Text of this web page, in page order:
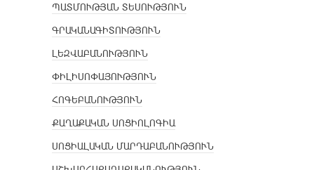
ՊԱՏՄՈՒԹՅԱՆ ՏԵՍՈՒԹՅՈՒՆ
ԳՐԱԿԱՆԱԳԻՏՈՒԹՅՈՒՆ
ԼԵԶՎԱԲԱՆՈՒԹՅՈՒՆ
ՓԻԼԻՍՈՓԱՅՈՒԹՅՈՒՆ
ՀՈԳԵԲԱՆՈՒԹՅՈՒՆ
ՔԱՂԱՔԱԿԱՆ ՍՈՑԻՈԼՈԳԻԱ
ՍՈՑԻԱԼԱԿԱՆ ՄԱՐԴԱԲԱՆՈՒԹՅՈՒՆ